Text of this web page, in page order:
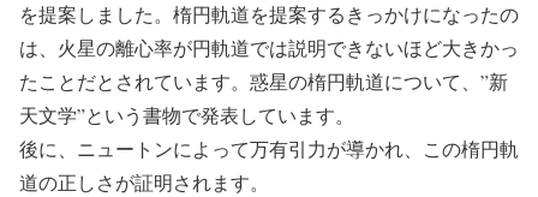
を提案しました。楕円軌道を提案するきっかけになったの
は、火星の離心率が円軌道では説明できないほど大きかっ
たことだとされています。惑星の楕円軌道について、”新
天文学”という書物で発表しています。
後に、ニュートンによって万有引力が導かれ、この楕円軌
道の正しさが証明されます。